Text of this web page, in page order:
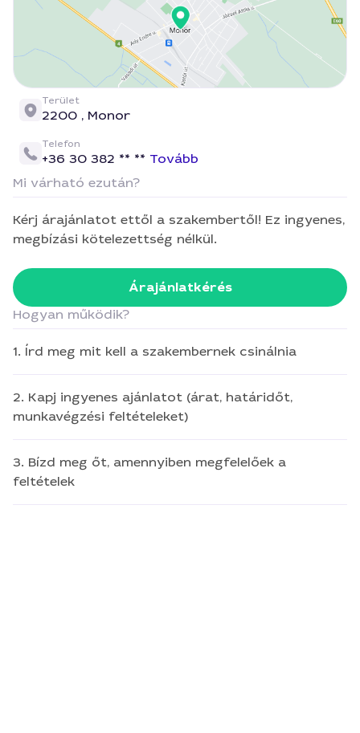
Terület
2200 , Monor
Telefon
+36 30 382 ** ** Tovább
Mi várható ezután?
Kérj árajánlatot ettől a szakembertől! Ez ingyenes,
megbízási kötelezettség nélkül.
Árajánlatkérés
Hogyan működik?
1. Írd meg mit kell a szakembernek csinálnia
2. Kapj ingyenes ajánlatot (árat, határidőt,
munkavégzési feltételeket)
3. Bízd meg őt, amennyiben megfelelőek a
feltételek